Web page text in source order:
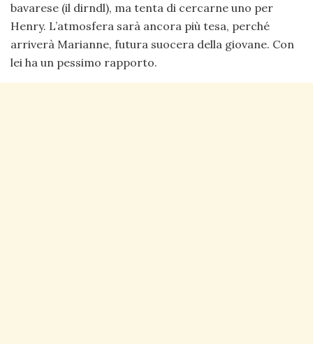
bavarese (il dirndl), ma tenta di cercarne uno per
Henry. L’atmosfera sarà ancora più tesa, perché
arriverà Marianne, futura suocera della giovane. Con
lei ha un pessimo rapporto.